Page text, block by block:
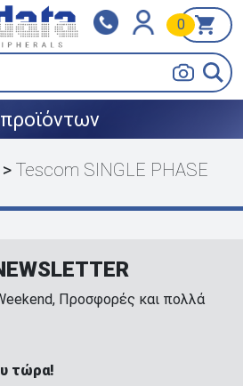
0
BOX NOW
Tescom SINGLE PHASE
Προσφορές και πολλά
τώρα!